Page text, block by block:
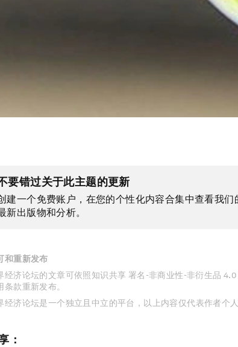
要错过关于此主题的更新
建一个免费账户，在您的个性化内容合集中查看我们
新出版物和分析。
和重新发布
经济论坛的文章可依照知识共享 署名-非商业性-非衍生品
条款重新发布。
经济论坛是一个独立且中立的平台，以上内容仅代表作者个人
：